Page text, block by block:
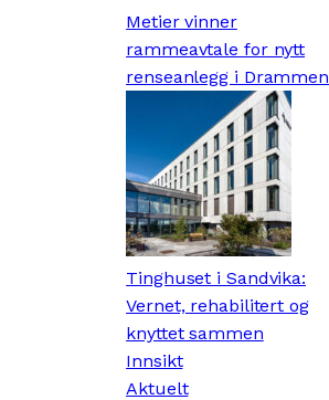
Metier vinner
rammeavtale for nytt
renseanlegg i Drammen
Tinghuset i Sandvika:
Vernet, rehabilitert og
knyttet sammen
Innsikt
Aktuelt